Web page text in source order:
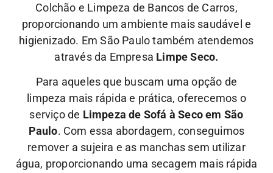
Colchão e Limpeza de Bancos de Carros,
proporcionando um ambiente mais saudável e
higienizado. Em São Paulo também atendemos
através da Empresa Limpe Seco.
Para aqueles que buscam uma opção de
limpeza mais rápida e prática, oferecemos o
serviço de Limpeza de Sofá à Seco em São
Paulo. Com essa abordagem, conseguimos
remover a sujeira e as manchas sem utilizar
água, proporcionando uma secagem mais rápida